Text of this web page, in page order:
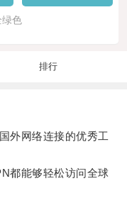
色
排行
网络连接的优秀工
能够轻松访问全球